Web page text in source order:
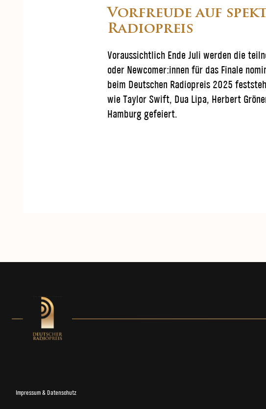
Vorfreude auf
Radiopreis
Voraussichtlich Ende Juli werden die
oder Newcomer:innen für das Finale
beim Deutschen Radiopreis 2025
wie Taylor Swift, Dua Lipa, Herbert
Hamburg gefeiert.
Impressum & Datenschutz